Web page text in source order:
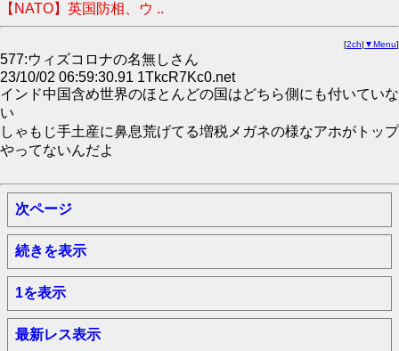
【NATO】英国防相、ウ ..
[2ch| ▼Menu]
577:ウィズコロナの名無しさん
23/10/02 06:59:30.91 1TkcR7Kc0.net
インド中国含め世界のほとんどの国はどちら側にも付いていな
い
しゃもじ手土産に鼻息荒げてる増税メガネの様なアホがトップ
やってないんだよ
次ページ
続きを表示
1を表示
最新レス表示